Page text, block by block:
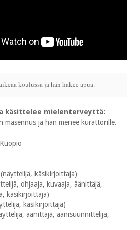
koulussa ja hän hakee apua.
käsittelee mielenterveyttä:
masennus ja hän menee kurattorille.
Kuopio
käsikirjoittaja)
ohjaaja, kuvaaja, äänittäjä,
käsikirjoittaja)
käsikirjoittaja)
äänittäjä, äänisuunnittelija,